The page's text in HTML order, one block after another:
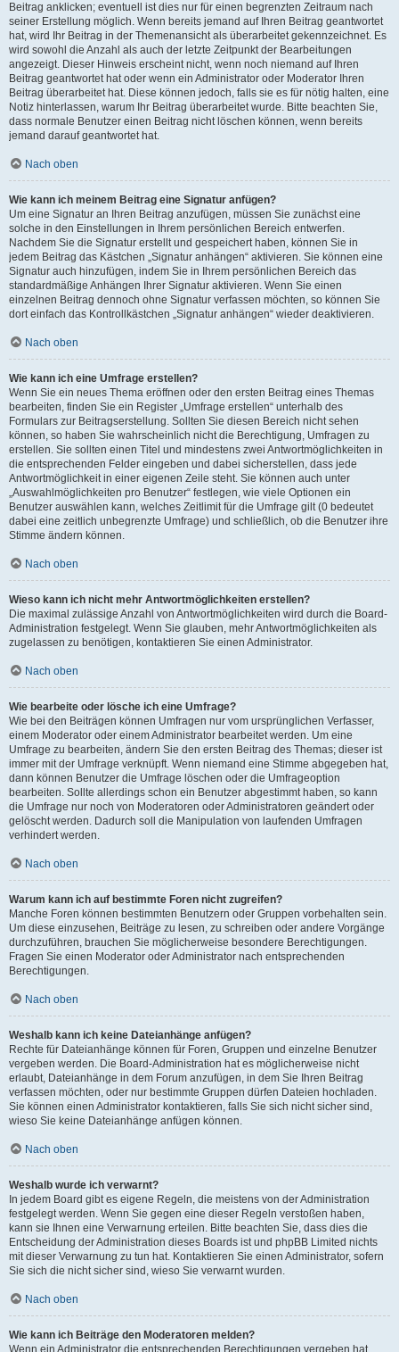
Beitrag anklicken; eventuell ist dies nur für einen begrenzten Zeitraum nach
seiner Erstellung möglich. Wenn bereits jemand auf Ihren Beitrag geantwortet
hat, wird Ihr Beitrag in der Themenansicht als überarbeitet gekennzeichnet. Es
wird sowohl die Anzahl als auch der letzte Zeitpunkt der Bearbeitungen
angezeigt. Dieser Hinweis erscheint nicht, wenn noch niemand auf Ihren
Beitrag geantwortet hat oder wenn ein Administrator oder Moderator Ihren
Beitrag überarbeitet hat. Diese können jedoch, falls sie es für nötig halten, eine
Notiz hinterlassen, warum Ihr Beitrag überarbeitet wurde. Bitte beachten Sie,
dass normale Benutzer einen Beitrag nicht löschen können, wenn bereits
jemand darauf geantwortet hat.
Nach oben
Wie kann ich meinem Beitrag eine Signatur anfügen?
Um eine Signatur an Ihren Beitrag anzufügen, müssen Sie zunächst eine
solche in den Einstellungen in Ihrem persönlichen Bereich entwerfen.
Nachdem Sie die Signatur erstellt und gespeichert haben, können Sie in
jedem Beitrag das Kästchen „Signatur anhängen“ aktivieren. Sie können eine
Signatur auch hinzufügen, indem Sie in Ihrem persönlichen Bereich das
standardmäßige Anhängen Ihrer Signatur aktivieren. Wenn Sie einen
einzelnen Beitrag dennoch ohne Signatur verfassen möchten, so können Sie
dort einfach das Kontrollkästchen „Signatur anhängen“ wieder deaktivieren.
Nach oben
Wie kann ich eine Umfrage erstellen?
Wenn Sie ein neues Thema eröffnen oder den ersten Beitrag eines Themas
bearbeiten, finden Sie ein Register „Umfrage erstellen“ unterhalb des
Formulars zur Beitragserstellung. Sollten Sie diesen Bereich nicht sehen
können, so haben Sie wahrscheinlich nicht die Berechtigung, Umfragen zu
erstellen. Sie sollten einen Titel und mindestens zwei Antwortmöglichkeiten in
die entsprechenden Felder eingeben und dabei sicherstellen, dass jede
Antwortmöglichkeit in einer eigenen Zeile steht. Sie können auch unter
„Auswahlmöglichkeiten pro Benutzer“ festlegen, wie viele Optionen ein
Benutzer auswählen kann, welches Zeitlimit für die Umfrage gilt (0 bedeutet
dabei eine zeitlich unbegrenzte Umfrage) und schließlich, ob die Benutzer ihre
Stimme ändern können.
Nach oben
Wieso kann ich nicht mehr Antwortmöglichkeiten erstellen?
Die maximal zulässige Anzahl von Antwortmöglichkeiten wird durch die Board-
Administration festgelegt. Wenn Sie glauben, mehr Antwortmöglichkeiten als
zugelassen zu benötigen, kontaktieren Sie einen Administrator.
Nach oben
Wie bearbeite oder lösche ich eine Umfrage?
Wie bei den Beiträgen können Umfragen nur vom ursprünglichen Verfasser,
einem Moderator oder einem Administrator bearbeitet werden. Um eine
Umfrage zu bearbeiten, ändern Sie den ersten Beitrag des Themas; dieser ist
immer mit der Umfrage verknüpft. Wenn niemand eine Stimme abgegeben hat,
dann können Benutzer die Umfrage löschen oder die Umfrageoption
bearbeiten. Sollte allerdings schon ein Benutzer abgestimmt haben, so kann
die Umfrage nur noch von Moderatoren oder Administratoren geändert oder
gelöscht werden. Dadurch soll die Manipulation von laufenden Umfragen
verhindert werden.
Nach oben
Warum kann ich auf bestimmte Foren nicht zugreifen?
Manche Foren können bestimmten Benutzern oder Gruppen vorbehalten sein.
Um diese einzusehen, Beiträge zu lesen, zu schreiben oder andere Vorgänge
durchzuführen, brauchen Sie möglicherweise besondere Berechtigungen.
Fragen Sie einen Moderator oder Administrator nach entsprechenden
Berechtigungen.
Nach oben
Weshalb kann ich keine Dateianhänge anfügen?
Rechte für Dateianhänge können für Foren, Gruppen und einzelne Benutzer
vergeben werden. Die Board-Administration hat es möglicherweise nicht
erlaubt, Dateianhänge in dem Forum anzufügen, in dem Sie Ihren Beitrag
verfassen möchten, oder nur bestimmte Gruppen dürfen Dateien hochladen.
Sie können einen Administrator kontaktieren, falls Sie sich nicht sicher sind,
wieso Sie keine Dateianhänge anfügen können.
Nach oben
Weshalb wurde ich verwarnt?
In jedem Board gibt es eigene Regeln, die meistens von der Administration
festgelegt werden. Wenn Sie gegen eine dieser Regeln verstoßen haben,
kann sie Ihnen eine Verwarnung erteilen. Bitte beachten Sie, dass dies die
Entscheidung der Administration dieses Boards ist und phpBB Limited nichts
mit dieser Verwarnung zu tun hat. Kontaktieren Sie einen Administrator, sofern
Sie sich die nicht sicher sind, wieso Sie verwarnt wurden.
Nach oben
Wie kann ich Beiträge den Moderatoren melden?
Wenn ein Administrator die entsprechenden Berechtigungen vergeben hat,